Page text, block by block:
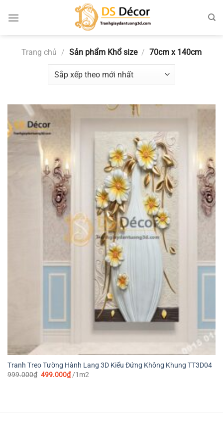
đến
Trang chủ / Sản phẩm Khổ size / 70cm x 140cm
Tranh Treo Tường Hành Lang 3D Kiểu Đứng Không Khung TT3D04
999.000₫ Giá
499.000₫Giá
hiện
/1m2